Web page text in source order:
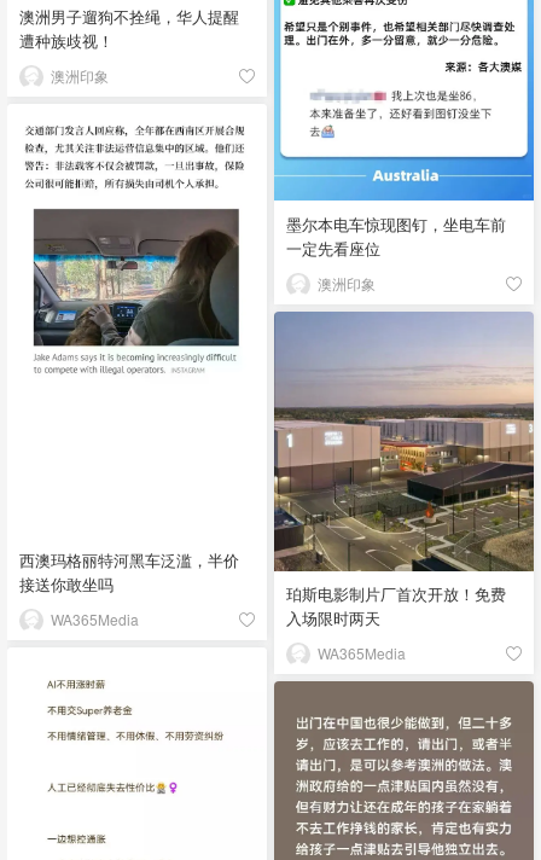
澳洲男子遛狗不拴绳，华人提醒
遭种族歧视！
澳洲印象
墨尔本电车惊现图钉，坐电车前
一定先看座位
澳洲印象
西澳玛格丽特河黑车泛滥，半价
接送你敢坐吗
WA365Media
珀斯电影制片厂首次开放！免费
入场限时两天
WA365Media